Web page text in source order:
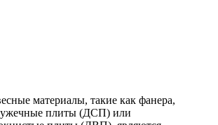
материалы, такие как фанера,
плиты (ДСП) или